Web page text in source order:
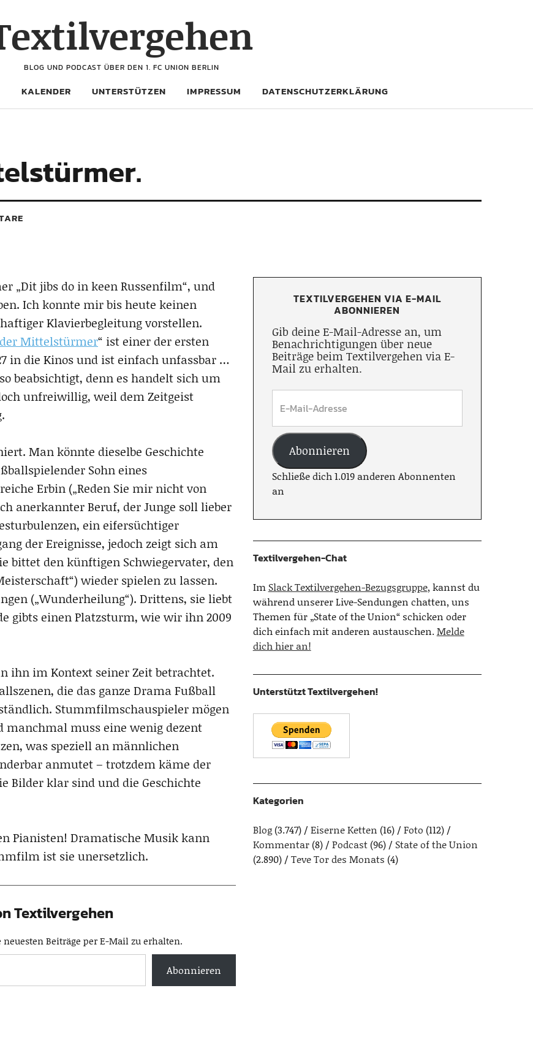
BLOG UND PODCAST ÜBER DEN 1. FC UNION BERLIN
KALENDER UNTERSTÜTZEN IMPRESSUM DATENSCHUTZERKLÄRUNG
„Dit jibs do in keen Russenfilm“, und
Ich konnte mir bis heute keinen
Klavierbegleitung vorstellen.
Mittelstürmer“ ist einer der ersten
in die Kinos und ist einfach unfassbar …
beabsichtigt, denn es handelt sich um
unfreiwillig, weil dem Zeitgeist
Man könnte dieselbe Geschichte
Sohn eines
Erbin („Reden Sie mir nicht von
anerkannter Beruf, der Junge soll lieber
ein eifersüchtiger
der Ereignisse, jedoch zeigt sich am
bittet den künftigen Schwiegervater, den
wieder spielen zu lassen.
(„Wunderheilung“). Drittens, sie liebt
gibts einen Platzsturm, wie wir ihn 2009
ihn im Kontext seiner Zeit betrachtet.
die das ganze Drama Fußball
Stummfilmschauspieler mögen
muss eine wenig dezent
was speziell an männlichen
anmutet – trotzdem käme der
Bilder klar sind und die Geschichte
Pianisten! Dramatische Musik kann
ist sie unersetzlich.
Textilvergehen
Beiträge per E-Mail zu erhalten.
Abonnieren
TEXTILVERGEHEN VIA E-MAIL
ABONNIEREN
Gib deine E-Mail-Adresse an, um
Benachrichtigungen über neue
Beiträge beim Textilvergehen via E-
Mail zu erhalten.
Abonnieren
Schließe dich 1.019 anderen Abonnenten
an
Textilvergehen-Chat
Im Slack Textilvergehen-Bezugsgruppe, kannst du
während unserer Live-Sendungen chatten, uns
Themen für „State of the Union“ schicken oder
dich einfach mit anderen austauschen.Melde
dich hier an!
Unterstützt Textilvergehen!
Kategorien
Blog(3.747) Eiserne Ketten (16) Foto (112)
Kommentar(8) Podcast(96)
State of the Union
(2.890)
Teve Tor des Monats (4)